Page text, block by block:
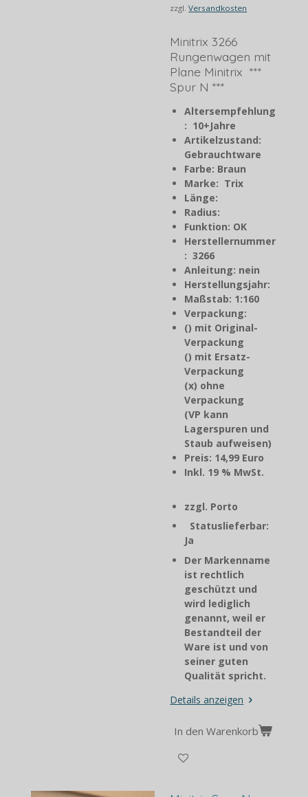
zzgl.Versandkosten
Minitrix 3266
Rungenwagen mit
Plane Minitrix ***
Spur N ***
Altersempfehlung
: 10+Jahre
Artikelzustand:
Gebrauchtware
Farbe: Braun
Marke: Trix
Länge:
Radius:
Funktion: OK
Herstellernummer
: 3266
Anleitung: nein
Herstellungsjahr:
Maßstab: 1:160
Verpackung:
() mit Original-
Verpackung
() mit Ersatz-
Verpackung
(x) ohne
Verpackung
(VP kann
Lagerspuren und
Staub aufweisen)
Preis: 14,99 Euro
Inkl. 19 % MwSt.
zzgl. Porto
Statuslieferbar:
Ja
Der Markenname
ist rechtlich
geschützt und
wird lediglich
genannt, weil er
Bestandteil der
Ware ist und von
seiner guten
Qualität spricht.
Details anzeigen
In den Warenkorb